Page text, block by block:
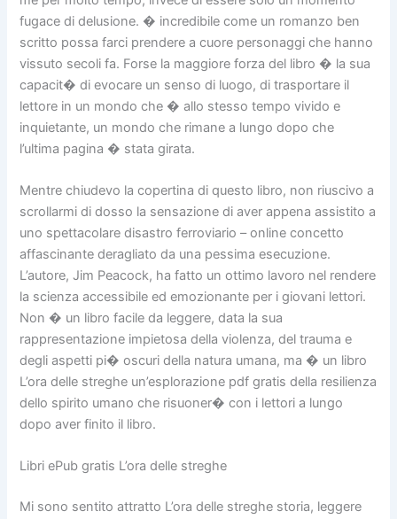
fugace di delusione. � incredibile come un romanzo ben
scritto possa farci prendere a cuore personaggi che hanno
vissuto secoli fa. Forse la maggiore forza del libro � la sua
capacit� di evocare un senso di luogo, di trasportare il
lettore in un mondo che � allo stesso tempo vivido e
inquietante, un mondo che rimane a lungo dopo che
l’ultima pagina � stata girata.
Mentre chiudevo la copertina di questo libro, non riuscivo a
scrollarmi di dosso la sensazione di aver appena assistito a
uno spettacolare disastro ferroviario – online concetto
affascinante deragliato da una pessima esecuzione.
L’autore, Jim Peacock, ha fatto un ottimo lavoro nel rendere
la scienza accessibile ed emozionante per i giovani lettori.
Non � un libro facile da leggere, data la sua
rappresentazione impietosa della violenza, del trauma e
degli aspetti pi� oscuri della natura umana, ma � un libro
L’ora delle streghe un’esplorazione pdf gratis della resilienza
dello spirito umano che risuoner� con i lettori a lungo
dopo aver finito il libro.
Libri ePub gratis L’ora delle streghe
Mi sono sentito attratto L’ora delle streghe storia, leggere